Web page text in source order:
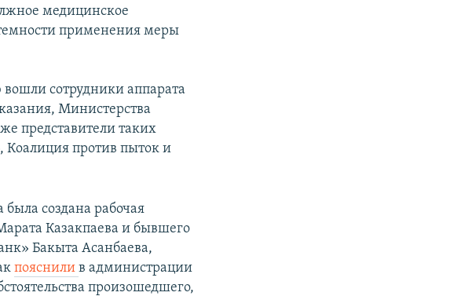
медицинское
применения меры
сотрудники аппарата
Министерства
представители таких
против пыток и
создана рабочая
Казакпаева и бывшего
Бакыта Асанбаева,
пояснилив администрации
произошедшего,